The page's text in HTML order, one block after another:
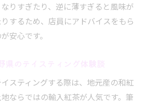
りすぎたり、逆に薄すぎると風味が
するため、店員にアドバイスをもら
安心です。
スティングする際は、地元産の和紅
ならではの輸入紅茶が人気です。筆